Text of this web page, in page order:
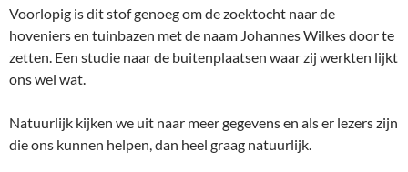
Voorlopig is dit stof genoeg om de zoektocht naar de
hoveniers en tuinbazen met de naam Johannes Wilkes door te
zetten. Een studie naar de buitenplaatsen waar zij werkten lijkt
ons wel wat.
Natuurlijk kijken we uit naar meer gegevens en als er lezers zijn
die ons kunnen helpen, dan heel graag natuurlijk.